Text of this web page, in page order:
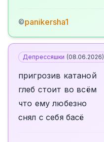
©panikersha1
Депрессяшки (08.06.2026)
пригрозив катаной
глеб стоит во всëм
что ему любезно
снял с себя басë